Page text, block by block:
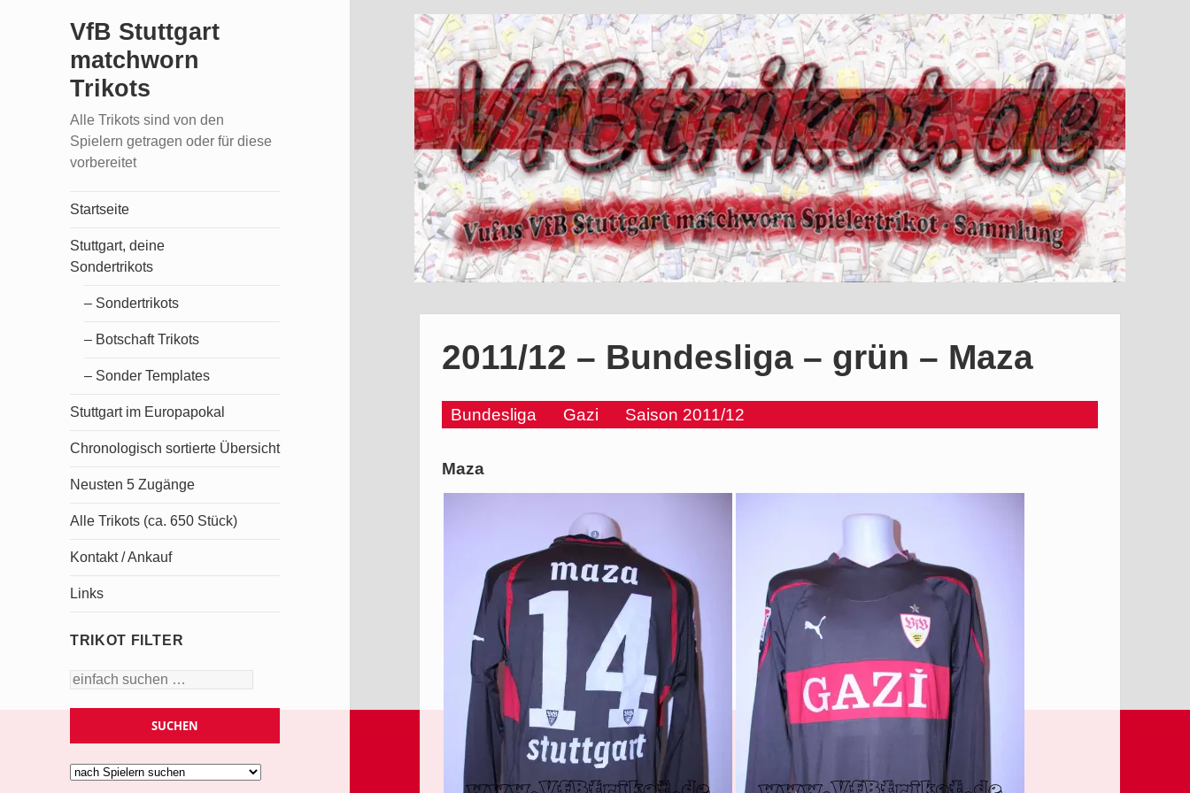
VfB Stuttgart
matchworn
Trikots
Alle Trikots sind von den
Spielern getragen oder für diese
vorbereitet
Startseite
Stuttgart, deine
Sondertrikots
– Sondertrikots
– Botschaft Trikots
– Sonder Templates
Stuttgart im Europapokal
Chronologisch sortierte Übersicht
Neusten 5 Zugänge
Alle Trikots (ca. 650 Stück)
Kontakt / Ankauf
Links
TRIKOT FILTER
2011/12 – Bundesliga – grün – Maza
Bundesliga Gazi Saison 2011/12
Maza